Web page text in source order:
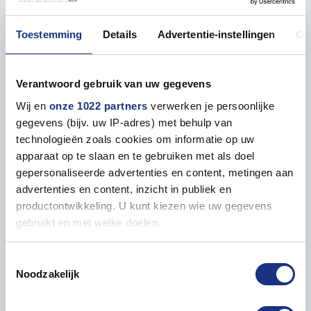
Toestemming Details Advertentie-instellingen
Verantwoord gebruik van uw gegevens
Wij en onze 1022 partners verwerken je persoonlijke
gegevens (bijv. uw IP-adres) met behulp van
technologieën zoals cookies om informatie op uw
apparaat op te slaan en te gebruiken met als doel
gepersonaliseerde advertenties en content, metingen aan
advertenties en content, inzicht in publiek en
productontwikkeling. U kunt kiezen wie uw gegevens
gebruikt en met welke doelen.
Informatie verzamelen over uw geografische locatie,
Uw apparaat identificeren door het actief te scannen
Noodzakelijk
Properties
Packaging box length in mm 80
Packaging box width in mm 20
Packaging box height in mm